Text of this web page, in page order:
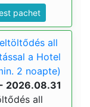
pachet
all
a Hotel
2 noapte)
2026.08.31
all